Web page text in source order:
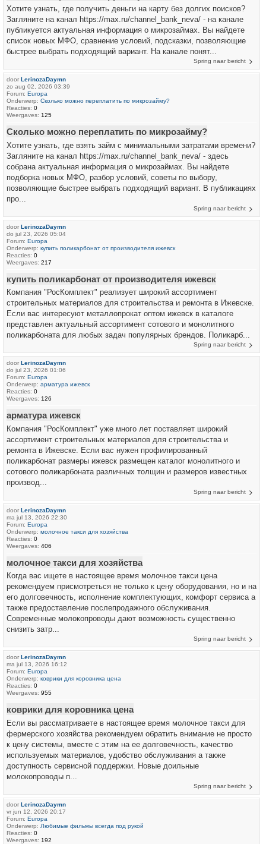
Хотите узнать, где получить деньги на карту без долгих поисков?
Загляните на канал https://max.ru/channel_bank_neva/ - на канале
публикуется актуальная информация о микрозаймах. Вы найдете
список новых МФО, сравнение условий, подсказки, позволяющие
быстрее выбрать подходящий вариант. На канале понят...
Spring naar bericht
door LerinozaDaymn
zo aug 02, 2026 03:39
Forum: Europa
Onderwerp: Сколько можно переплатить по микрозайму?
Reacties: 0
Weergaves: 125
Сколько можно переплатить по микрозайму?
Хотите узнать, где взять займ с минимальными затратами времени?
Загляните на канал https://max.ru/channel_bank_neva/ - здесь
собрана актуальная информация о микрозаймах. Вы найдете
подборка новых МФО, разбор условий, советы по выбору,
позволяющие быстрее выбрать подходящий вариант. В публикациях
про...
Spring naar bericht
door LerinozaDaymn
do jul 23, 2026 05:04
Forum: Europa
Onderwerp: купить поликарбонат от производителя ижевск
Reacties: 0
Weergaves: 217
купить поликарбонат от производителя ижевск
Компания "РосКомплект" реализует широкий ассортимент
строительных материалов для строительства и ремонта в Ижевске.
Если вас интересуют металлопрокат оптом ижевск в каталоге
представлен актуальный ассортимент сотового и монолитного
поликарбоната для любых задач популярных брендов. Поликарб...
Spring naar bericht
door LerinozaDaymn
do jul 23, 2026 01:06
Forum: Europa
Onderwerp: арматура ижевск
Reacties: 0
Weergaves: 126
арматура ижевск
Компания "РосКомплект" уже много лет поставляет широкий
ассортимент строительных материалов для строительства и
ремонта в Ижевске. Если вас нужен профилированный
поликарбонат размеры ижевск размещен каталог монолитного и
сотового поликарбоната различных толщин и размеров известных
производ...
Spring naar bericht
door LerinozaDaymn
ma jul 13, 2026 22:30
Forum: Europa
Onderwerp: молочное такси для хозяйства
Reacties: 0
Weergaves: 406
молочное такси для хозяйства
Когда вас ищете в настоящее время молочное такси цена
рекомендуем присмотреться не только к цену оборудования, но и на
его долговечность, исполнение комплектующих, комфорт сервиса а
также предоставление послепродажного обслуживания.
Современные молокопроводы дают возможность существенно
снизить затр...
Spring naar bericht
door LerinozaDaymn
ma jul 13, 2026 16:12
Forum: Europa
Onderwerp: коврики для коровника цена
Reacties: 0
Weergaves: 955
коврики для коровника цена
Если вы рассматриваете в настоящее время молочное такси для
фермерского хозяйства рекомендуем обратить внимание не просто
к цену системы, вместе с этим на ее долговечность, качество
используемых материалов, удобство обслуживания а также
доступность сервисной поддержки. Новые доильные
молокопроводы п...
Spring naar bericht
door LerinozaDaymn
vr jun 12, 2026 20:17
Forum: Europa
Onderwerp: Любимые фильмы всегда под рукой
Reacties: 0
Weergaves: 192